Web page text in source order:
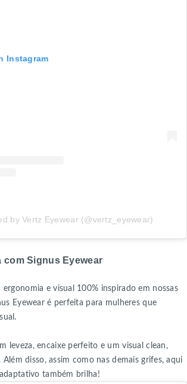
Instagram
by Vertz Eyewear (@vertz_eyewear)
com Signus Eyewear
e visual 100% inspirado em nossas
Eyewear é perfeita para mulheres que
leveza, encaixe perfeito e um visual clean,
Além disso, assim como nas demais grifes, aqui
também brilha!